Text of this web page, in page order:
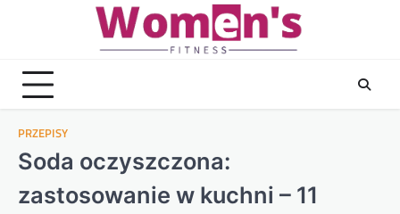
PRZEPISY
Soda oczyszczona:
zastosowanie w kuchni – 11